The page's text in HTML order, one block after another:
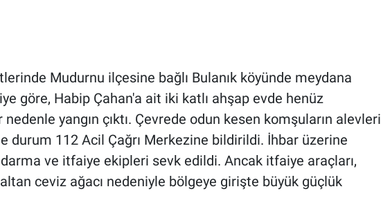
Mudurnu ilçesine bağlı Bulanık köyünde meydana
göre, Habip Çahan'a ait iki katlı ahşap evde henüz
yangın çıktı. Çevrede odun kesen komşuların alevleri
durum 112 Acil Çağrı Merkezine bildirildi. İhbar üzerine
ve itfaiye ekipleri sevk edildi. Ancak itfaiye araçları,
ceviz ağacı nedeniyle bölgeye girişte büyük güçlük